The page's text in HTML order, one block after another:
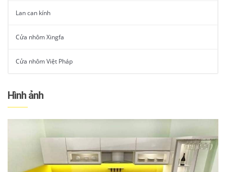
Lan can kính
Cửa nhôm Xingfa
Cửa nhôm Việt Pháp
Hình ảnh